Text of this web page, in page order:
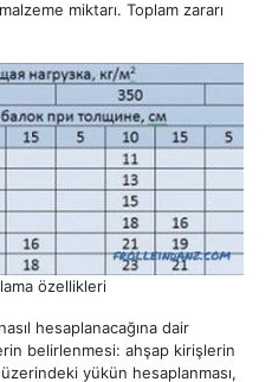
miktarı. Toplam zararı
özellikleri
hesaplanacağına dair
belirlenmesi: ahşap kirişlerin
yükün hesaplanması,